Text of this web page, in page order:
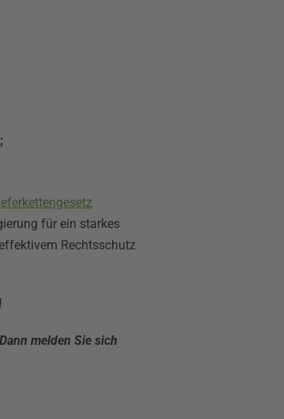
für ein starkes
Rechtsschutz
melden Sie sich